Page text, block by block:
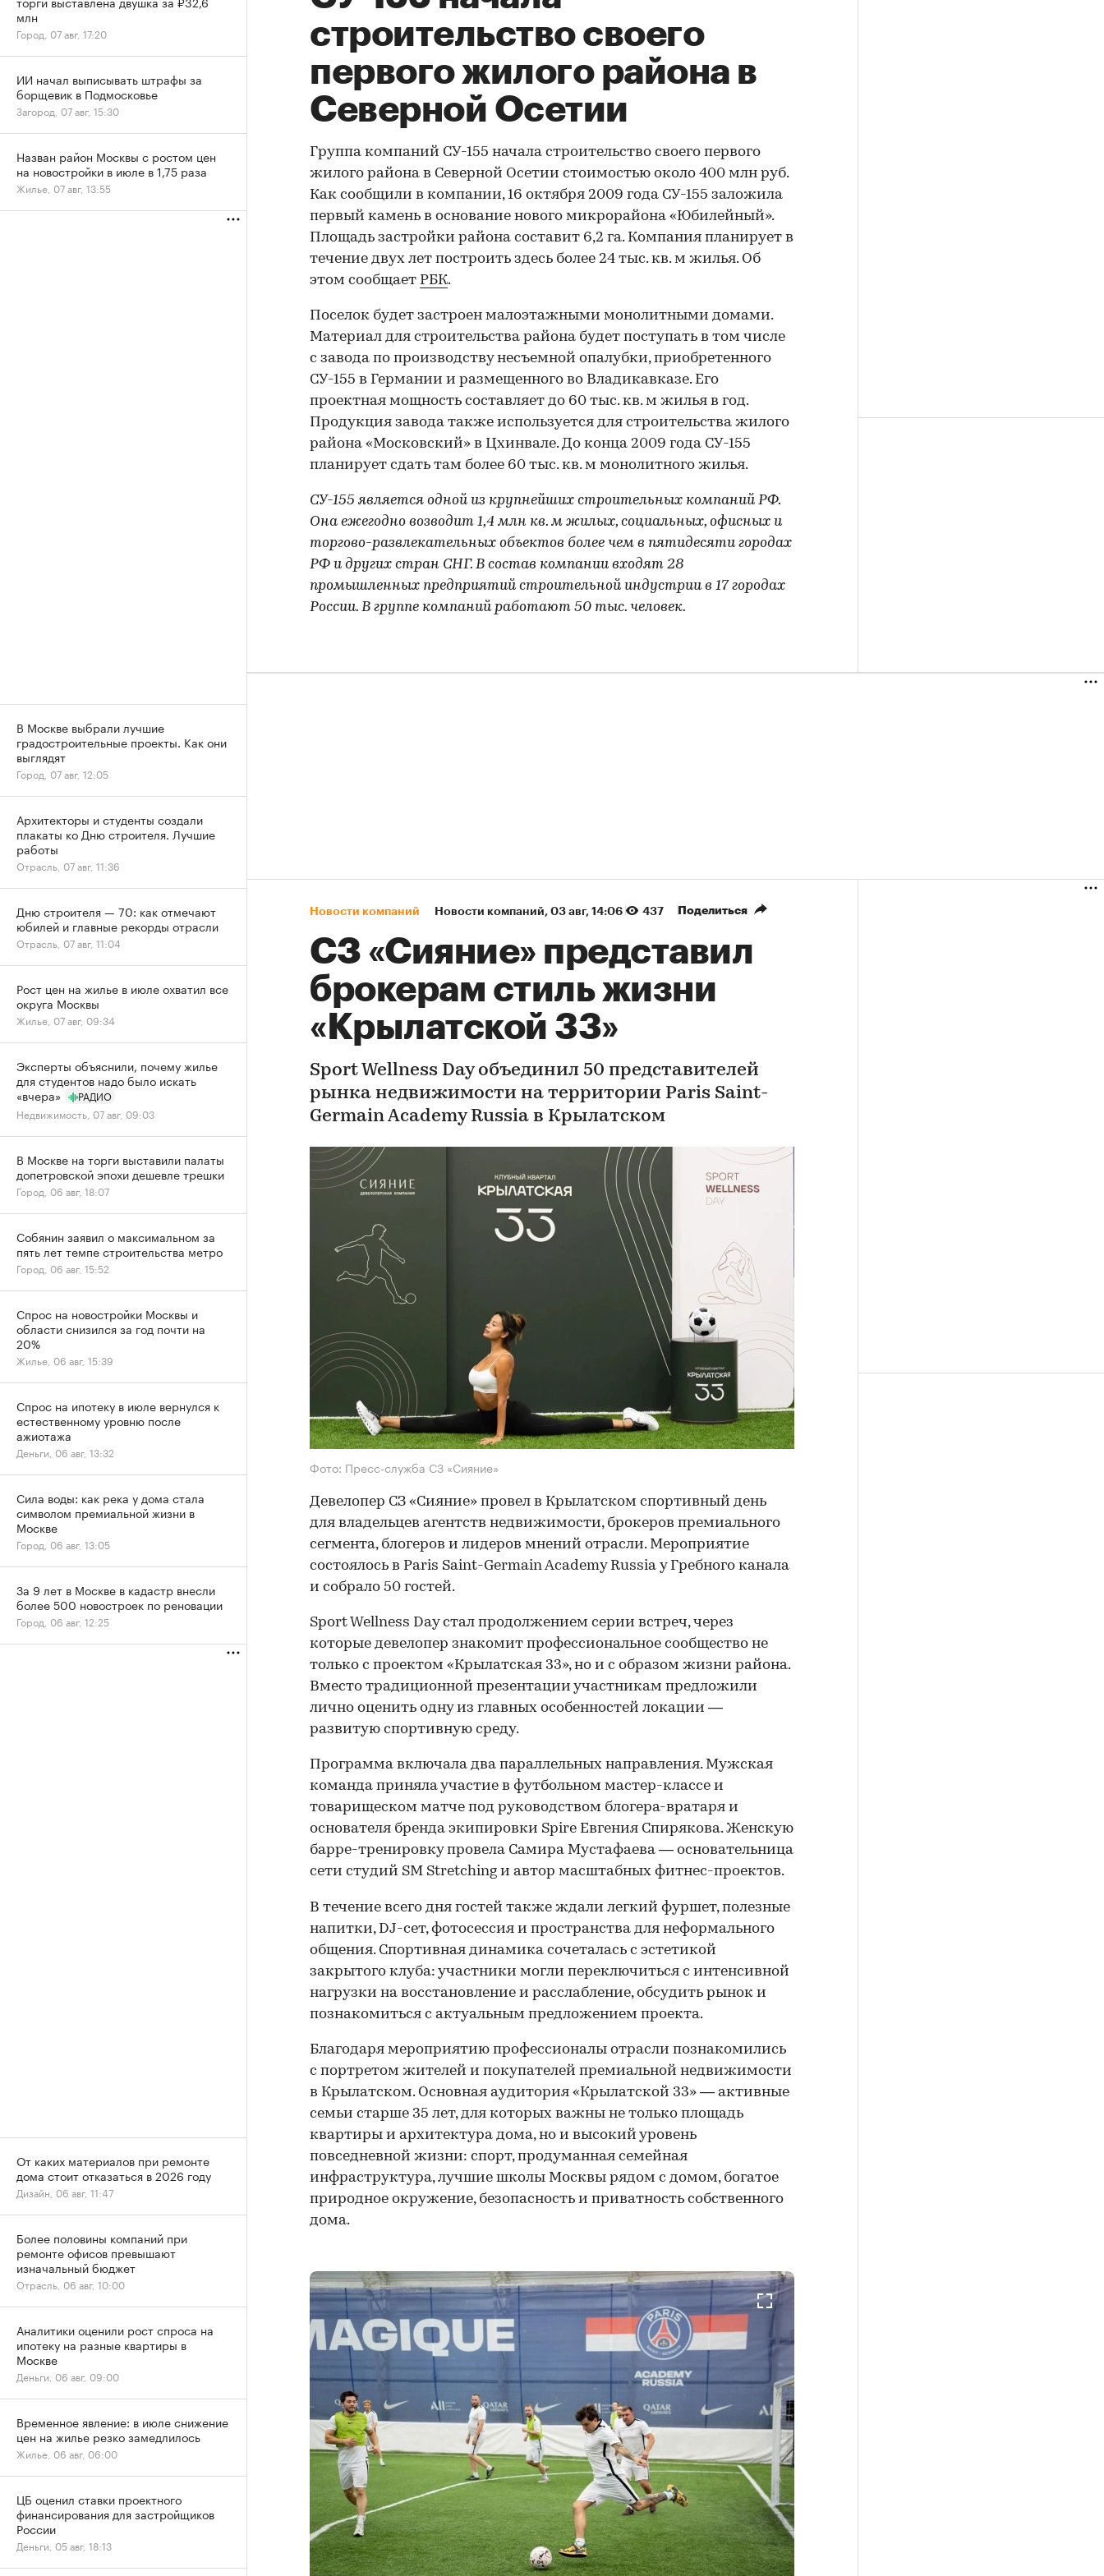
строительство своего
первого жилого района в
Северной Осетии
Группа компаний СУ-155 начала строительство своего первого
жилого района в Северной Осетии стоимостью около 400 млн руб.
Как сообщили в компании, 16 октября 2009 года СУ-155 заложила
первый камень в основание нового микрорайона «Юбилейный».
Площадь застройки района составит 6,2 га. Компания планирует в
течение двух лет построить здесь более 24 тыс. кв. м жилья. Об
этом сообщает РБК.
Поселок будет застроен малоэтажными монолитными домами.
Материал для строительства района будет поступать в том числе
с завода по производству несъемной опалубки, приобретенного
СУ-155 в Германии и размещенного во Владикавказе. Его
проектная мощность составляет до 60 тыс. кв. м жилья в год.
Продукция завода также используется для строительства жилого
района «Московский» в Цхинвале. До конца 2009 года СУ-155
планирует сдать там более 60 тыс. кв. м монолитного жилья.
СУ-155 является одной из крупнейших строительных компаний РФ.
Она ежегодно возводит 1,4 млн кв. м жилых, социальных, офисных и
торгово-развлекательных объектов более чем в пятидесяти городах
РФ и других стран СНГ. В состав компании входят 28
промышленных предприятий строительной индустрии в 17 городах
России. В группе компаний работают 50 тыс. человек.
Новости компаний Новости компаний⁠, 03 авг, 14:06 437 Поделиться
СЗ «Сияние» представил
брокерам стиль жизни
«Крылатской 33»
Sport Wellness Day объединил 50 представителей
рынка недвижимости на территории Paris Saint-
Germain Academy Russia в Крылатском
Фото: Пресс-служба СЗ «Сияние»
Девелопер СЗ «Сияние» провел в Крылатском спортивный день
для владельцев агентств недвижимости, брокеров премиального
сегмента, блогеров и лидеров мнений отрасли. Мероприятие
состоялось в Paris Saint-Germain Academy Russia у Гребного канала
и собрало 50 гостей.
Sport Wellness Day стал продолжением серии встреч, через
которые девелопер знакомит профессиональное сообщество не
только с проектом «Крылатская 33», но и с образом жизни района.
Вместо традиционной презентации участникам предложили
лично оценить одну из главных особенностей локации —
развитую спортивную среду.
Программа включала два параллельных направления. Мужская
команда приняла участие в футбольном мастер-классе и
товарищеском матче под руководством блогера-вратаря и
основателя бренда экипировки Spire Евгения Спирякова. Женскую
барре-тренировку провела Самира Мустафаева — основательница
сети студий SM Stretching и автор масштабных фитнес-проектов.
00:00
В течение всего дня гостей также ждали легкий фуршет, полезные
напитки, DJ-сет, фотосессия и пространства для неформального
общения. Спортивная динамика сочеталась с эстетикой
закрытого клуба: участники могли переключиться с интенсивной
нагрузки на восстановление и расслабление, обсудить рынок и
познакомиться с актуальным предложением проекта.
Благодаря мероприятию профессионалы отрасли познакомились
с портретом жителей и покупателей премиальной недвижимости
в Крылатском. Основная аудитория «Крылатской 33» — активные
семьи старше 35 лет, для которых важны не только площадь
квартиры и архитектура дома, но и высокий уровень
повседневной жизни: спорт, продуманная семейная
инфраструктура, лучшие школы Москвы рядом с домом, богатое
природное окружение, безопасность и приватность собственного
дома.
млн
Город, 07 авг, 17:20
ИИ начал выписывать штрафы за
борщевик в Подмосковье
Загород, 07 авг, 15:30
Назван район Москвы с ростом цен
на новостройки в июле в 1,75 раза
Жилье, 07 авг, 13:55
В Москве выбрали лучшие
градостроительные проекты. Как они
выглядят
Город, 07 авг, 12:05
Архитекторы и студенты создали
плакаты ко Дню строителя. Лучшие
работы
Отрасль, 07 авг, 11:36
Дню строителя — 70: как отмечают
юбилей и главные рекорды отрасли
Отрасль, 07 авг, 11:04
Рост цен на жилье в июле охватил все
округа Москвы
Жилье, 07 авг, 09:34
Эксперты объяснили, почему жилье
для студентов надо было искать
«вчера»
РАДИО
Недвижимость, 07 авг, 09:03
В Москве на торги выставили палаты
допетровской эпохи дешевле трешки
Город, 06 авг, 18:07
Собянин заявил о максимальном за
пять лет темпе строительства метро
Город, 06 авг, 15:52
Спрос на новостройки Москвы и
области снизился за год почти на
20%
Жилье, 06 авг, 15:39
Спрос на ипотеку в июле вернулся к
естественному уровню после
ажиотажа
Деньги, 06 авг, 13:32
Сила воды: как река у дома стала
символом премиальной жизни в
Москве
Город, 06 авг, 13:05
За 9 лет в Москве в кадастр внесли
более 500 новостроек по реновации
Город, 06 авг, 12:25
От каких материалов при ремонте
дома стоит отказаться в 2026 году
Дизайн, 06 авг, 11:47
Более половины компаний при
ремонте офисов превышают
изначальный бюджет
Отрасль, 06 авг, 10:00
Аналитики оценили рост спроса на
ипотеку на разные квартиры в
Москве
Деньги, 06 авг, 09:00
Временное явление: в июле снижение
цен на жилье резко замедлилось
Жилье, 06 авг, 06:00
ЦБ оценил ставки проектного
финансирования для застройщиков
России
Деньги, 05 авг, 18:13